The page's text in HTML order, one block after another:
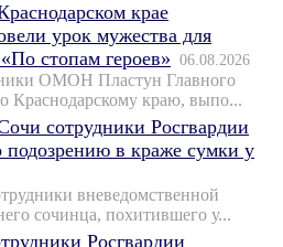
крае
урок мужества для
стопам героев» 06.08.2026
ОМОН Пластун Главного
Краснодарскому краю, выпо...
сотрудники Росгвардии
в краже сумки у
вневедомственной
сочинца, похитившего у...
Росгвардии